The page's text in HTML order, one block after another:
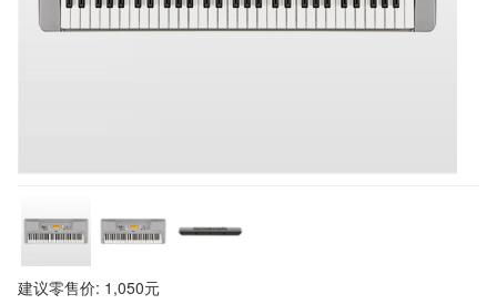
建议零售价: 1,050元